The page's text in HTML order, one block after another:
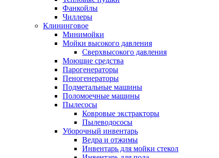
Фанкойлы
Чиллеры
Клининговое
Минимойки
Мойки высокого давления
Сверхвысокого давления
Моющие средства
Парогенераторы
Пеногенераторы
Подметальные машины
Поломоечные машины
Пылесосы
Ковровые экстракторы
Пылеводососы
Уборочный инвентарь
Ведра и отжимы
Инвентарь для мойки стекол